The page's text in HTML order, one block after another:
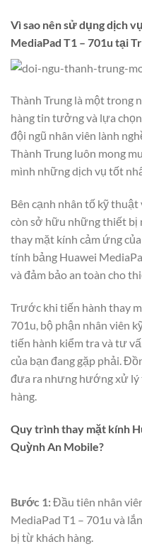
Vì sao nên sử dụng dịch
MediaPad T1 – 701u tại
Thành Trung là một trong
hàng tin tưởng và lựa
đội ngũ nhân viên lành
Thành Trung luôn mong
mình những dịch vụ tốt
Bên cạnh nhân tố kỹ thuật
còn sở hữu những thiết bị
thay mặt kính cảm ứng
tính bảng Huawei
và đảm bảo an toàn cho
Trước khi tiến hành thay
701u, bộ phận nhân viên
tiến hành kiểm tra và tư
của bạn đang gặp phải.
đưa ra nhưng hướng xử lý
hàng.
Quy trình thay mặt kính
Quỳnh An Mobile?
Bước 1:Đầu tiên nhân
MediaPad T1 – 701u và
bị từ khách hàng.